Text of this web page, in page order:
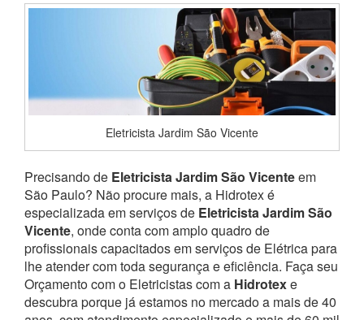
Eletricista Jardim São Vicente
Precisando de Eletricista Jardim São Vicenteem
São Paulo? Não procure mais, a Hidrotex é
especializada em serviços de Eletricista Jardim São
Vicente, onde conta com amplo quadro de
profissionais capacitados em serviços de Elétrica para
lhe atender com toda segurança e eficiência. Faça seu
Orçamento com o Eletricistas com a Hidrotexe
descubra porque já estamos no mercado a mais de 40